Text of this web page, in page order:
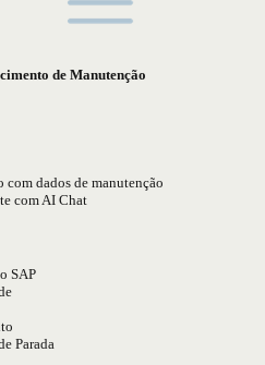
de Manutenção
dados de manutenção
com AI Chat
SAP
Parada